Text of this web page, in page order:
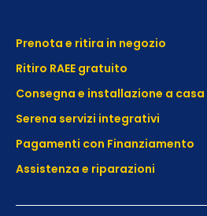
Prenota e ritira in negozio
Ritiro RAEE gratuito
Consegna e installazione a casa
Serena servizi integrativi
Pagamenti con Finanziamento
Assistenza e riparazioni